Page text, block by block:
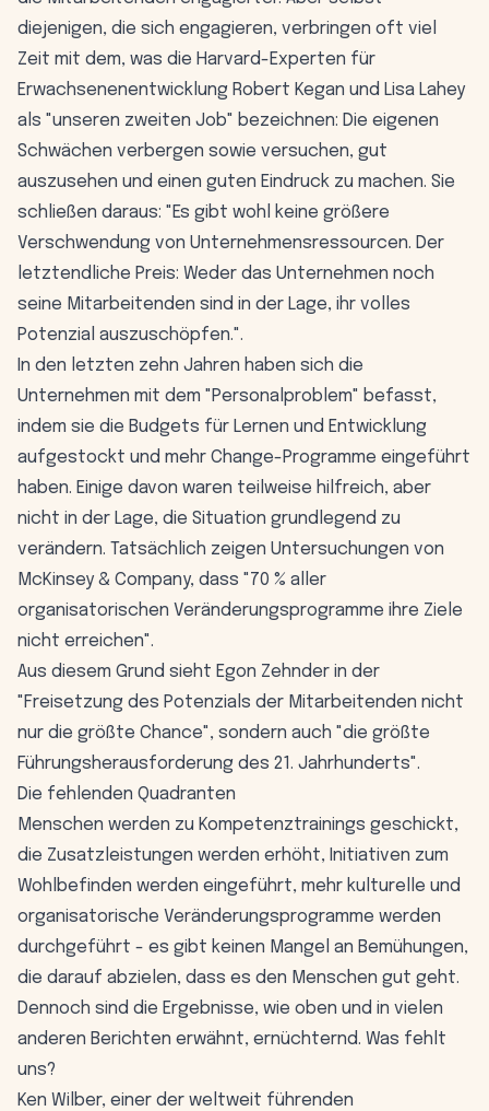
diejenigen, die sich engagieren, verbringen oft viel
Zeit mit dem, was die Harvard-Experten für
Erwachsenenentwicklung Robert Kegan und Lisa Lahey
als "unseren zweiten Job" bezeichnen: Die eigenen
Schwächen verbergen sowie versuchen, gut
auszusehen und einen guten Eindruck zu machen. Sie
schließen daraus: "Es gibt wohl keine größere
Verschwendung von Unternehmensressourcen. Der
letztendliche Preis: Weder das Unternehmen noch
seine Mitarbeitenden sind in der Lage, ihr volles
Potenzial auszuschöpfen.".
In den letzten zehn Jahren haben sich die
Unternehmen mit dem "Personalproblem" befasst,
indem sie die Budgets für Lernen und Entwicklung
aufgestockt und mehr Change-Programme eingeführt
haben. Einige davon waren teilweise hilfreich, aber
nicht in der Lage, die Situation grundlegend zu
verändern. Tatsächlich zeigen Untersuchungen von
McKinsey & Company, dass "70 % aller
organisatorischen Veränderungsprogramme ihre Ziele
nicht erreichen".
Aus diesem Grund sieht Egon Zehnder in der
"Freisetzung des Potenzials der Mitarbeitenden nicht
nur die größte Chance", sondern auch "die größte
Führungsherausforderung des 21. Jahrhunderts".
Die fehlenden Quadranten
Menschen werden zu Kompetenztrainings geschickt,
die Zusatzleistungen werden erhöht, Initiativen zum
Wohlbefinden werden eingeführt, mehr kulturelle und
organisatorische Veränderungsprogramme werden
durchgeführt - es gibt keinen Mangel an Bemühungen,
die darauf abzielen, dass es den Menschen gut geht.
Dennoch sind die Ergebnisse, wie oben und in vielen
anderen Berichten erwähnt, ernüchternd. Was fehlt
uns?
Ken Wilber, einer der weltweit führenden